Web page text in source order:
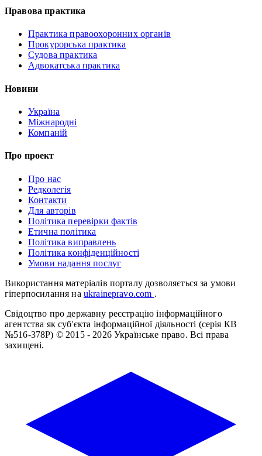
Правова практика
Практика правоохоронних органів
Прокурорська практика
Судова практика
Адвокатська практика
Новини
Україна
Міжнародні
Компаній
Про проект
Про нас
Редколегія
Контакти
Для авторів
Політика перевірки фактів
Етична політика
Політика виправлень
Політика конфіденційності
Умови надання послуг
Використання матеріалів порталу дозволяється за умови
гіперпосилання на ukrainepravo.com .
Свідоцтво про державну реєстрацію інформаційного
агентства як суб'єкта інформаційної діяльності (серія КВ
№516-378Р) © 2015 - 2026 Українське право. Всі права
захищені.